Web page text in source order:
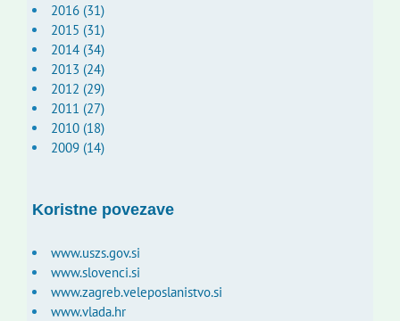
2016 (31)
2015 (31)
2014 (34)
2013 (24)
2012 (29)
2011 (27)
2010 (18)
2009 (14)
Koristne povezave
www.uszs.gov.si
www.slovenci.si
www.zagreb.veleposlanistvo.si
www.vlada.hr